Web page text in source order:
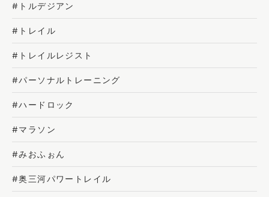
#トルデジアン
#トレイル
#トレイルレジスト
#パーソナルトレーニング
#ハードロック
#マラソン
#みおふぉん
#奥三河パワートレイル